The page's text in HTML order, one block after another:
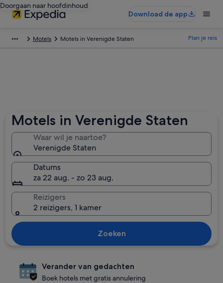
Doorgaan naar hoofdinhoud
Download de app
Motels Motels in Verenigde Staten Plan je reis
Motels in Verenigde Staten
Waar wil je naartoe?
Verenigde Staten
Datums
za 22 aug. - zo 23 aug.
Reizigers
2 reizigers, 1 kamer
Zoeken
Verander van gedachten
Boek hotels met gratis annulering